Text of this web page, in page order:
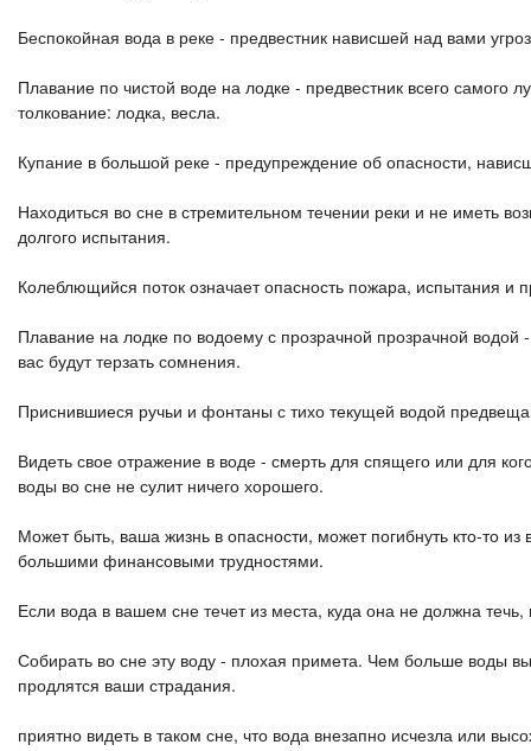
Беспокойная вода в реке - предвестник нависшей над вами
Плавание по чистой воде на лодке - предвестник всего самого
толкование: лодка, весла.
Купание в большой реке - предупреждение об опасности,
Находиться во сне в стремительном течении реки и не иметь
долгого испытания.
Колеблющийся поток означает опасность пожара, испытания и
Плавание на лодке по водоему с прозрачной прозрачной водой
вас будут терзать сомнения.
Приснившиеся ручьи и фонтаны с тихо текущей водой
Видеть свое отражение в воде - смерть для спящего или для
воды во сне не сулит ничего хорошего.
Может быть, ваша жизнь в опасности, может погибнуть кто-то
большими финансовыми трудностями.
Если вода в вашем сне течет из места, куда она не должна
Собирать во сне эту воду - плохая примета. Чем больше воды
продлятся ваши страдания.
приятно видеть в таком сне, что вода внезапно исчезла или